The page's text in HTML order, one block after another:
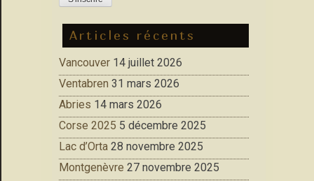
Articles récents
Vancouver 14 juillet 2026
Ventabren 31 mars 2026
Abries 14 mars 2026
Corse 2025 5 décembre 2025
Lac d’Orta 28 novembre 2025
Montgenèvre 27 novembre 2025